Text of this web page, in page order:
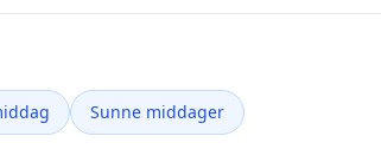
Sunne middager